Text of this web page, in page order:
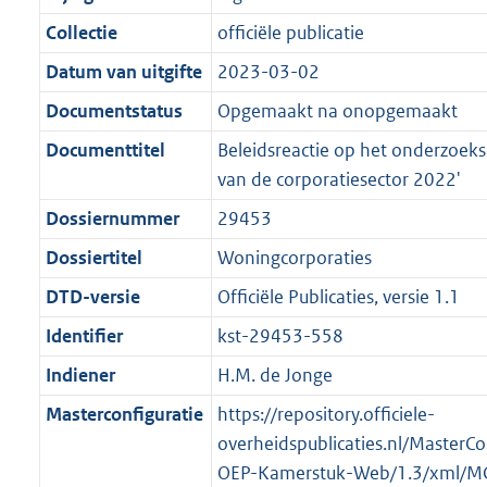
f
o
r
m
a
n
f
o
r
m
t
b
i
n
f
o
r
a
t
K
e
i
n
f
o
a
a
t
3
b
r
o
o
t
t
e
:
K
b
g
r
o
o
t
t
e
2
K
b
Collectie
officiële publicatie
Datum van uitgifte
2023-03-02
Documentstatus
Opgemaakt na onopgemaakt
Documenttitel
Beleidsreactie op het
van de corporatiesector 2022'
Dossiernummer
29453
Dossiertitel
Woningcorporaties
DTD-versie
Officiële Publicaties, versie 1.1
Identifier
kst-29453-558
Indiener
H.M. de Jonge
Masterconfiguratie
https://repository.officiele-
overheidspublicaties.nl/
OEP-Kamerstuk-Web/1.3/xml/